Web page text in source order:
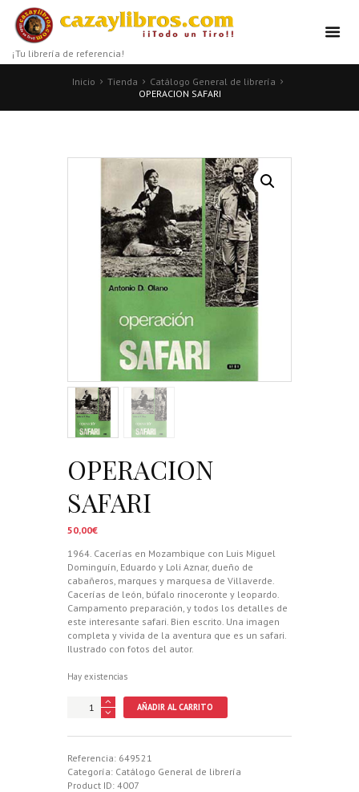
¡Tu librería de referencia!
Inicio Tienda
Catálogo General de librería
OPERACION SAFARI
OPERACION
SAFARI
50,00€
1964. Cacerías en Mozambique con Luis Miguel
Dominguín, Eduardo y Loli Aznar, dueño de
cabañeros, marques y marquesa de Villaverde.
Cacerías de león, búfalo rinoceronte y leopardo.
Campamento preparación, y todos los detalles de
este interesante safari. Bien escrito. Una imagen
completa y vivida de la aventura que es un safari.
Ilustrado con fotos del autor.
Hay existencias
OPERACION
AÑADIR AL CARRITO
Referencia: 649521
Categoría: Catálogo General de librería
Product ID: 4007